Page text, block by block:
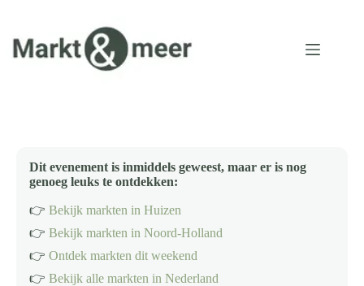
inhoud
Dit evenement is inmiddels geweest, maar er is nog
genoeg leuks te ontdekken:
👉 Bekijk markten in Huizen
👉 Bekijk markten in Noord-Holland
👉 Ontdek markten dit weekend
👉 Bekijk alle markten in Nederland